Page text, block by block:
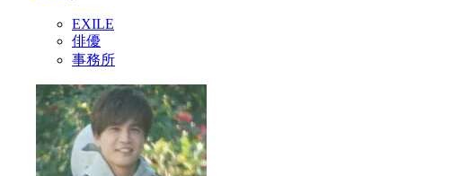
EXILE
俳優
事務所